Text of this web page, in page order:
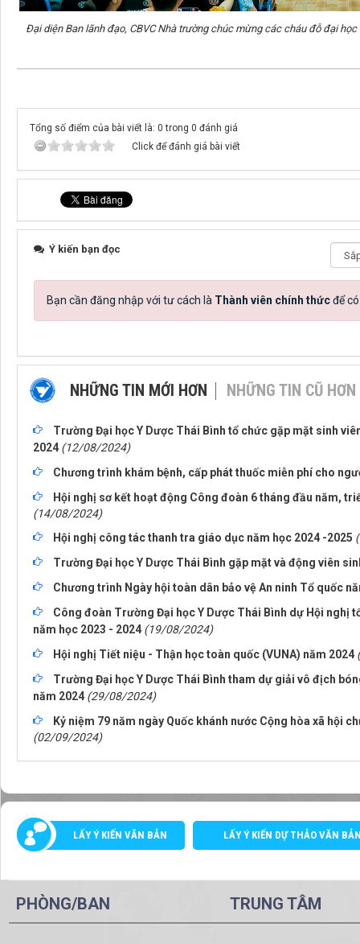
Đại diện Ban lãnh đạo, CBVC Nhà trường chúc mừng các cháu đỗ đại
Tổng số điểm của bài viết là: 0 trong 0 đánh giá
Click để đánh giá bài viết
Ý kiến bạn đọc
Bạn cần đăng nhập với tư cách là Thành viên chính thứcđể
NHỮNG TIN MỚI HƠN NHỮNG TIN CŨ HƠN
Trường Đại học Y Dược Thái Bình tổ chức gặp mặt sinh
2024 (12/08/2024)
Chương trình khám bệnh, cấp phát thuốc miễn phí cho
Hội nghị sơ kết hoạt động Công đoàn 6 tháng đầu năm,
(14/08/2024)
Hội nghị công tác thanh tra giáo dục năm học 2024 -2025
Trường Đại học Y Dược Thái Bình gặp mặt và động viên
Chương trình Ngày hội toàn dân bảo vệ An ninh Tổ quốc
Công đoàn Trường Đại học Y Dược Thái Bình dự Hội nghị
năm học 2023 - 2024 (19/08/2024)
Hội nghị Tiết niệu - Thận học toàn quốc (VUNA) năm 2024
Trường Đại học Y Dược Thái Bình tham dự giải vô địch
năm 2024 (29/08/2024)
Kỷ niệm 79 năm ngày Quốc khánh nước Cộng hòa xã hội
(02/09/2024)
LẤY Ý KIẾN VĂN BẢN LẤY Ý KIẾN DỰ THẢO VĂN
PHÒNG/BAN TRUNG TÂM